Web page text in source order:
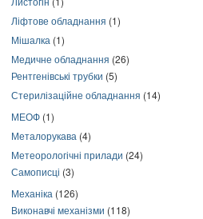
Ліфтове обладнання (1)
Мішалка (1)
Медичне обладнання (26)
Рентгенівські трубки (5)
Стерилізаційне обладнання (14)
МЕОФ (1)
Металорукава (4)
Метеорологічні прилади (24)
Самописці (3)
Механіка (126)
Виконавчі механізми (118)